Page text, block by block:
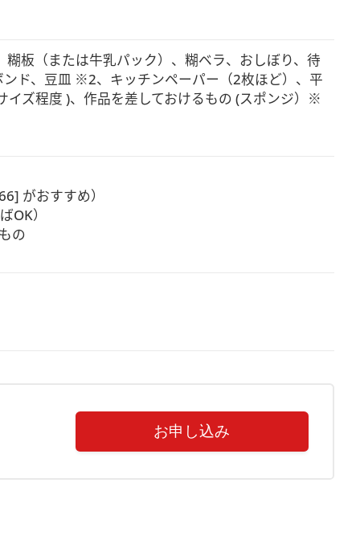
板（または牛乳パック）、糊ベラ、おしぼり、待
ド、豆皿 ※2、キッチンペーパー（2枚ほど）、平
ズ程度 )、作品を差しておけるもの (スポンジ）※
がおすすめ）
OK）
の
お申し込み